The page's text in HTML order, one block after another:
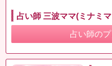
占い師 三波ママ(ミナミ
占い師の